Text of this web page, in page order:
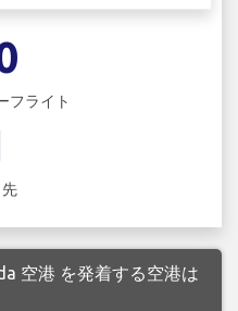
フライト
空港 を発着する空港は